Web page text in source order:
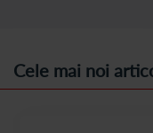
Cele mai noi